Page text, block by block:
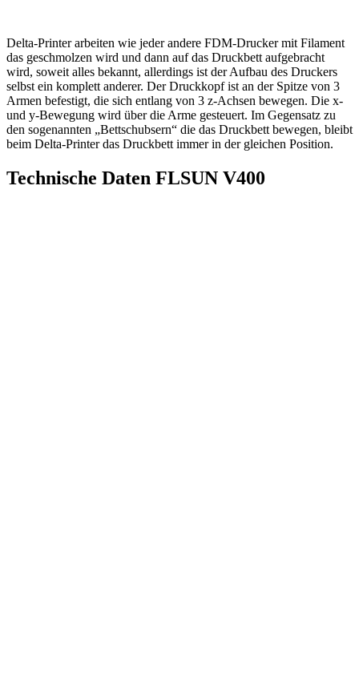
Delta-Printer arbeiten wie jeder andere FDM-Drucker mit Filament
das geschmolzen wird und dann auf das Druckbett aufgebracht
wird, soweit alles bekannt, allerdings ist der Aufbau des Druckers
selbst ein komplett anderer. Der Druckkopf ist an der Spitze von 3
Armen befestigt, die sich entlang von 3 z-Achsen bewegen. Die x-
und y-Bewegung wird über die Arme gesteuert. Im Gegensatz zu
den sogenannten „Bettschubsern“ die das Druckbett bewegen, bleibt
beim Delta-Printer das Druckbett immer in der gleichen Position.
Technische Daten FLSUN V400